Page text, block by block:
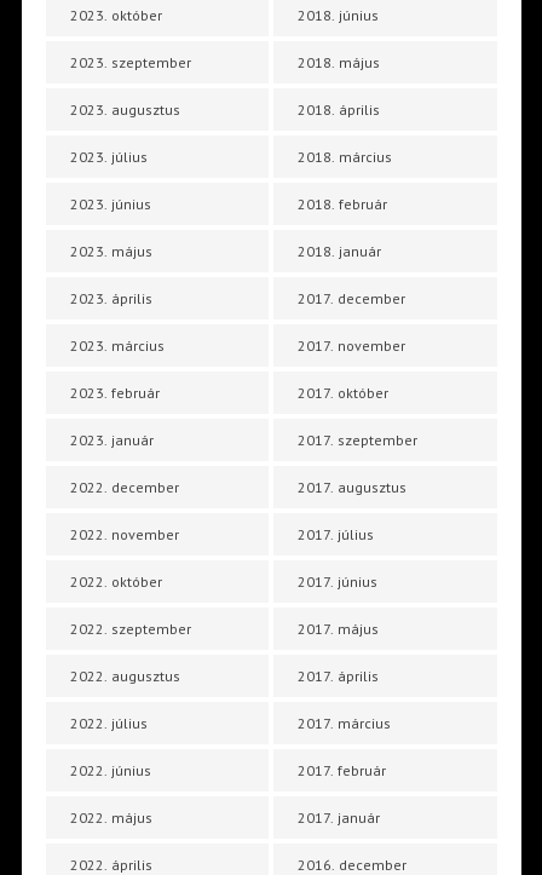
2023. október
2023. szeptember
2023. augusztus
2023. július
2023. június
2023. május
2023. április
2023. március
2023. február
2023. január
2022. december
2022. november
2022. október
2022. szeptember
2022. augusztus
2022. július
2022. június
2022. május
2022. április
2018. június
2018. május
2018. április
2018. március
2018. február
2018. január
2017. december
2017. november
2017. október
2017. szeptember
2017. augusztus
2017. július
2017. június
2017. május
2017. április
2017. március
2017. február
2017. január
2016. december